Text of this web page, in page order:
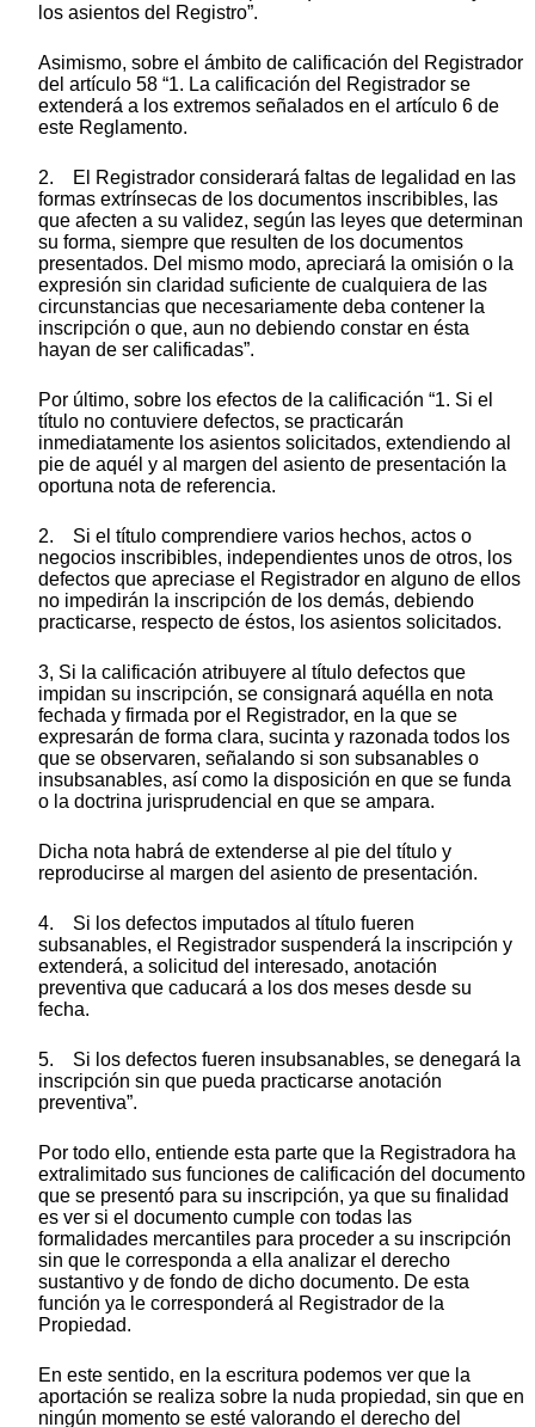
los asientos del Registro”.
Asimismo, sobre el ámbito de calificación del Registrador
del artículo 58 “1. La calificación del Registrador se
extenderá a los extremos señalados en el artículo 6 de
este Reglamento.
2. El Registrador considerará faltas de legalidad en las
formas extrínsecas de los documentos inscribibles, las
que afecten a su validez, según las leyes que determinan
su forma, siempre que resulten de los documentos
presentados. Del mismo modo, apreciará la omisión o la
expresión sin claridad suficiente de cualquiera de las
circunstancias que necesariamente deba contener la
inscripción o que, aun no debiendo constar en ésta
hayan de ser calificadas”.
Por último, sobre los efectos de la calificación “1. Si el
título no contuviere defectos, se practicarán
inmediatamente los asientos solicitados, extendiendo al
pie de aquél y al margen del asiento de presentación la
oportuna nota de referencia.
2. Si el título comprendiere varios hechos, actos o
negocios inscribibles, independientes unos de otros, los
defectos que apreciase el Registrador en alguno de ellos
no impedirán la inscripción de los demás, debiendo
practicarse, respecto de éstos, los asientos solicitados.
3, Si la calificación atribuyere al título defectos que
impidan su inscripción, se consignará aquélla en nota
fechada y firmada por el Registrador, en la que se
expresarán de forma clara, sucinta y razonada todos los
que se observaren, señalando si son subsanables o
insubsanables, así como la disposición en que se funda
o la doctrina jurisprudencial en que se ampara.
Dicha nota habrá de extenderse al pie del título y
reproducirse al margen del asiento de presentación.
4. Si los defectos imputados al título fueren
subsanables, el Registrador suspenderá la inscripción y
extenderá, a solicitud del interesado, anotación
preventiva que caducará a los dos meses desde su
fecha.
5. Si los defectos fueren insubsanables, se denegará la
inscripción sin que pueda practicarse anotación
preventiva”.
Por todo ello, entiende esta parte que la Registradora ha
extralimitado sus funciones de calificación del documento
que se presentó para su inscripción, ya que su finalidad
es ver si el documento cumple con todas las
formalidades mercantiles para proceder a su inscripción
sin que le corresponda a ella analizar el derecho
sustantivo y de fondo de dicho documento. De esta
función ya le corresponderá al Registrador de la
Propiedad.
En este sentido, en la escritura podemos ver que la
aportación se realiza sobre la nuda propiedad, sin que en
ningún momento se esté valorando el derecho del